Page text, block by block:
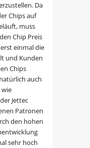
Da
Chips auf
muss
Chip Preis
einmal die
und Kunden
Chips
auch
Jettec
Patronen
den hohen
sehr hoch